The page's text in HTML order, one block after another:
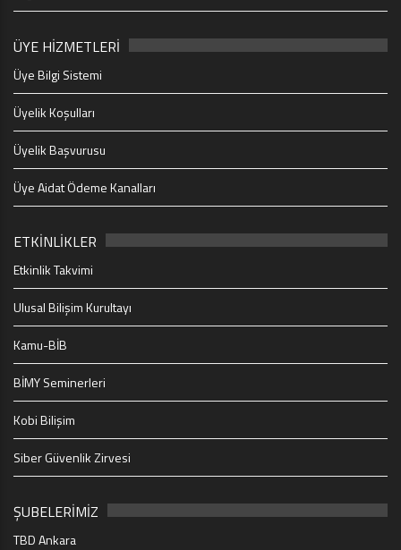
ÜYE HİZMETLERİ
Üye Bilgi Sistemi
Üyelik Koşulları
Üyelik Başvurusu
Üye Aidat Ödeme Kanalları
ETKİNLİKLER
Etkinlik Takvimi
Ulusal Bilişim Kurultayı
Kamu-BİB
BİMY Seminerleri
Kobi Bilişim
Siber Güvenlik Zirvesi
ŞUBELERİMİZ
TBD Ankara